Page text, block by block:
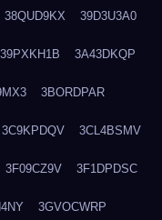
38QUD9KX 39D3U3A0
39PXKH1B 3A43DKQP
3BORDPAR
3C9KPDQV 3CL4BSMV
3F09CZ9V 3F1DPDSC
3GVOCWRP